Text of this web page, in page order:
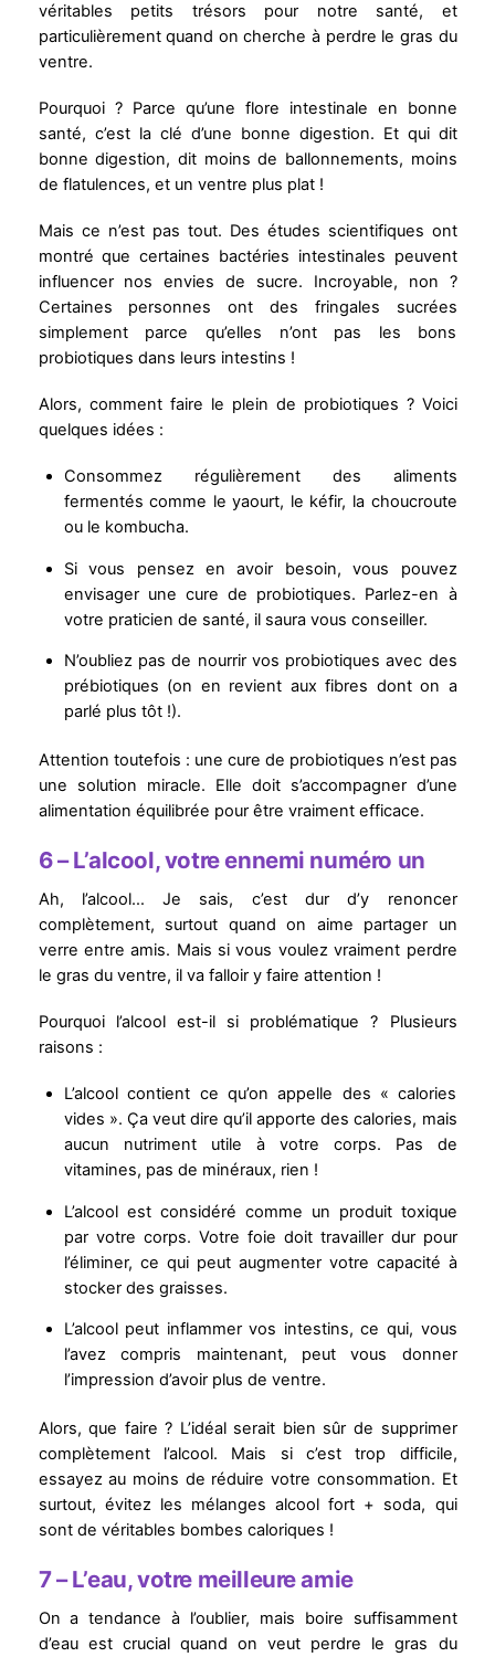
véritables petits trésors pour notre santé, et
particulièrement quand on cherche à perdre le gras du
ventre.
Pourquoi ? Parce qu’une flore intestinale en bonne
santé, c’est la clé d’une bonne digestion. Et qui dit
bonne digestion, dit moins de ballonnements, moins
de flatulences, et un ventre plus plat !
Mais ce n’est pas tout. Des études scientifiques ont
montré que certaines bactéries intestinales peuvent
influencer nos envies de sucre. Incroyable, non ?
Certaines personnes ont des fringales sucrées
simplement parce qu’elles n’ont pas les bons
probiotiques dans leurs intestins !
Alors, comment faire le plein de probiotiques ? Voici
quelques idées :
Consommez régulièrement des aliments
fermentés comme le yaourt, le kéfir, la choucroute
ou le kombucha.
Si vous pensez en avoir besoin, vous pouvez
envisager une cure de probiotiques. Parlez-en à
votre praticien de santé, il saura vous conseiller.
N’oubliez pas de nourrir vos probiotiques avec des
prébiotiques (on en revient aux fibres dont on a
parlé plus tôt !).
Attention toutefois : une cure de probiotiques n’est pas
une solution miracle. Elle doit s’accompagner d’une
alimentation équilibrée pour être vraiment efficace.
6 – L’alcool, votre ennemi numéro un
Ah, l’alcool… Je sais, c’est dur d’y renoncer
complètement, surtout quand on aime partager un
verre entre amis. Mais si vous voulez vraiment perdre
le gras du ventre, il va falloir y faire attention !
Pourquoi l’alcool est-il si problématique ? Plusieurs
raisons :
L’alcool contient ce qu’on appelle des « calories
vides ». Ça veut dire qu’il apporte des calories, mais
aucun nutriment utile à votre corps. Pas de
vitamines, pas de minéraux, rien !
L’alcool est considéré comme un produit toxique
par votre corps. Votre foie doit travailler dur pour
l’éliminer, ce qui peut augmenter votre capacité à
stocker des graisses.
L’alcool peut inflammer vos intestins, ce qui, vous
l’avez compris maintenant, peut vous donner
l’impression d’avoir plus de ventre.
Alors, que faire ? L’idéal serait bien sûr de supprimer
complètement l’alcool. Mais si c’est trop difficile,
essayez au moins de réduire votre consommation. Et
surtout, évitez les mélanges alcool fort + soda, qui
sont de véritables bombes caloriques !
7 – L’eau, votre meilleure amie
On a tendance à l’oublier, mais boire suffisamment
d’eau est crucial quand on veut perdre le gras du